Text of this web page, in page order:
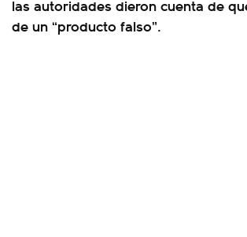
las autoridades dieron cuenta de
de un “producto falso”.